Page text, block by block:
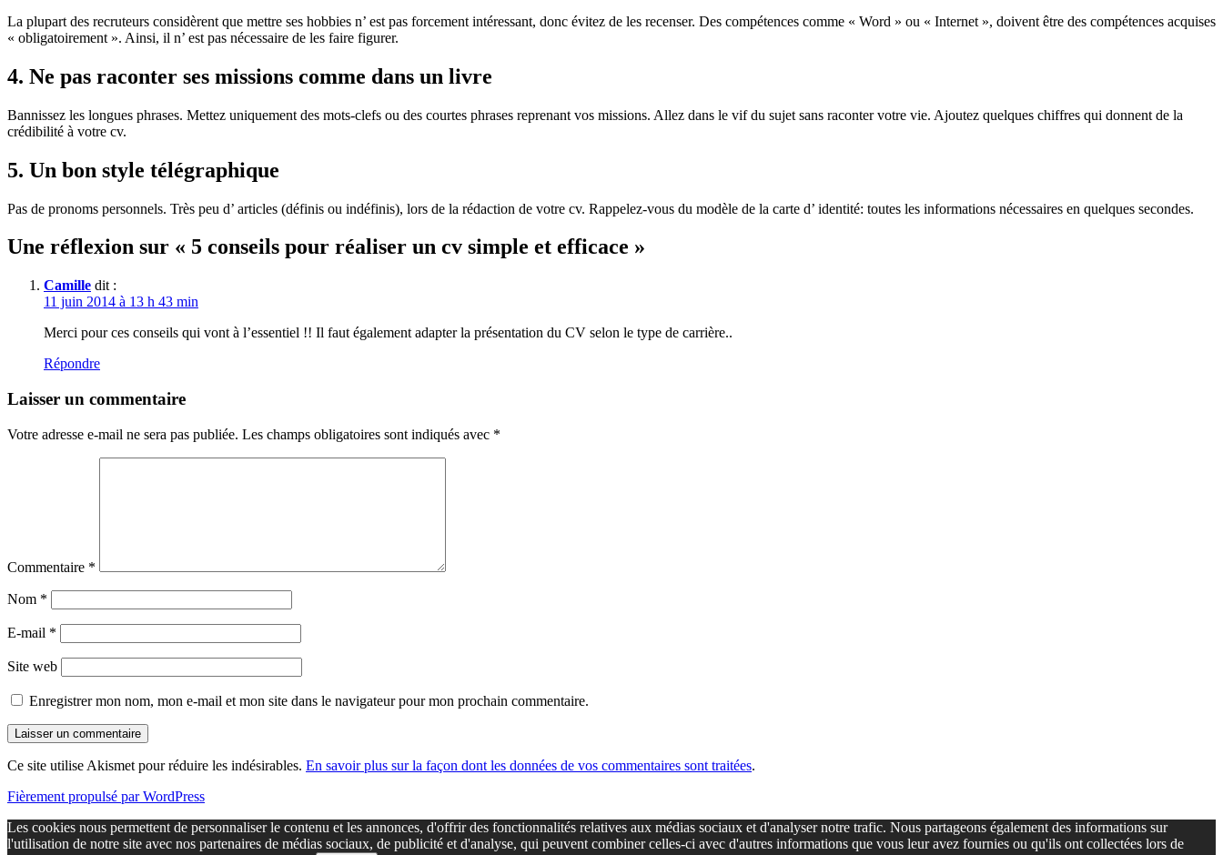
La plupart des recruteurs considèrent que mettre ses hobbies n’ est pas forcement intéressant, donc évitez de les recenser. Des compétences comme « Word » ou « Internet », doivent être des compétences acquises
« obligatoirement ». Ainsi, il n’ est pas nécessaire de les faire figurer.
4. Ne pas raconter ses missions comme dans un livre
Bannissez les longues phrases. Mettez uniquement des mots-clefs ou des courtes phrases reprenant vos missions. Allez dans le vif du sujet sans raconter votre vie. Ajoutez quelques chiffres qui donnent de la
crédibilité à votre cv.
5. Un bon style télégraphique
Pas de pronoms personnels. Très peu d’ articles (définis ou indéfinis), lors de la rédaction de votre cv. Rappelez-vous du modèle de la carte d’ identité: toutes les informations nécessaires en quelques secondes.
Une réflexion sur « 5 conseils pour réaliser un cv simple et efficace »
Camille dit :
11 juin 2014 à 13 h 43 min
Merci pour ces conseils qui vont à l’essentiel !! Il faut également adapter la présentation du CV selon le type de carrière..
Répondre
Laisser un commentaire
Votre adresse e-mail ne sera pas publiée. Les champs obligatoires sont indiqués avec *
Commentaire *
Nom *
E-mail *
Site web
Enregistrer mon nom, mon e-mail et mon site dans le navigateur pour mon prochain commentaire.
Ce site utilise Akismet pour réduire les indésirables. En savoir plus sur la façon dont les données de vos commentaires sont traitées.
Fièrement propulsé par WordPress
Les cookies nous permettent de personnaliser le contenu et les annonces, d'offrir des fonctionnalités relatives aux médias sociaux et d'analyser notre trafic. Nous partageons également des informations sur
l'utilisation de notre site avec nos partenaires de médias sociaux, de publicité et d'analyse, qui peuvent combiner celles-ci avec d'autres informations que vous leur avez fournies ou qu'ils ont collectées lors de